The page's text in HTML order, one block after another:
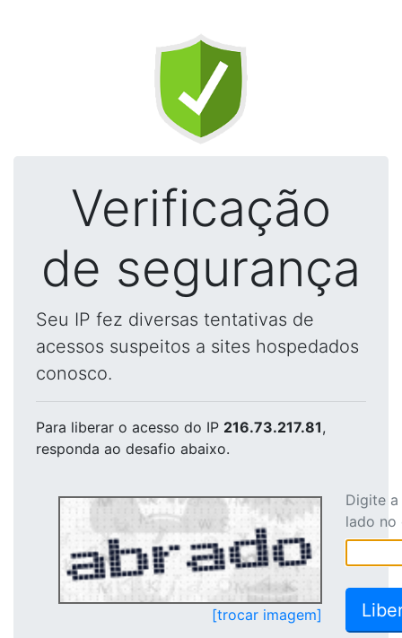
Verificação
de segurança
Seu IP fez diversas tentativas de
acessos suspeitos a sites hospedados
conosco.
Para liberar o acesso do IP 216.73.217.81,
responda ao desafio abaixo.
[trocar imagem]
Digite
lado no